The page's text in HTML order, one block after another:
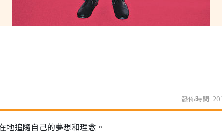
發佈時間:
地追隨自己的夢想和理念。